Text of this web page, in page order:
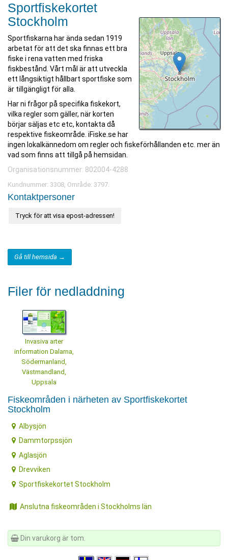
Sportfiskekortet
Stockholm
Sportfiskarna har ända sedan 1919
arbetat för att det ska finnas ett bra
fiske i rena vatten med friska
fiskbestånd. Vårt mål är att utveckla
ett långsiktigt hållbart sportfiske som
är tillgängligt för alla.
Har ni frågor på specifika fiskekort,
vilka regler som gäller, när korten
börjar säljas etc etc, kontakta då
respektive fiskeområde. iFiske.se har
ingen lokalkännedom om regler och fiskeförhållanden etc. mer än
vad som finns att tillgå på hemsidan.
Organisationsnummer: 802004-4288
Kundnummer: 3308, Område: 3797.
Kontaktpersoner
Tryck för att visa epost-adressen!
Gå till hemsida →
Filer för nedladdning
Invasiva arter
information Dalarna,
Södermanland,
Västmandland,
Uppsala
Fiskeområden i närheten av Sportfiskekortet
Stockholm
Albysjön
Dammtorpssjön
Aglasjön
Drevviken
Sportfiskekortet Stockholm
Anslutna fiskeområden i Stockholms län
Din varukorg är tom.